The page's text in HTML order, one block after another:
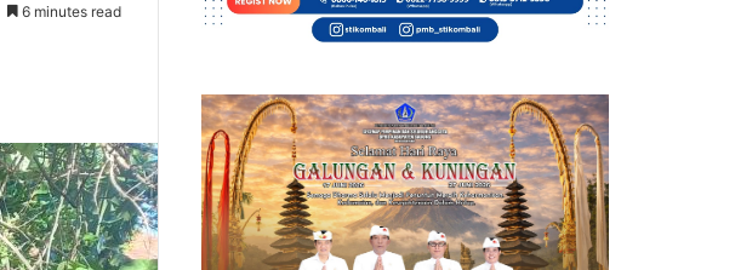
6 minutes read